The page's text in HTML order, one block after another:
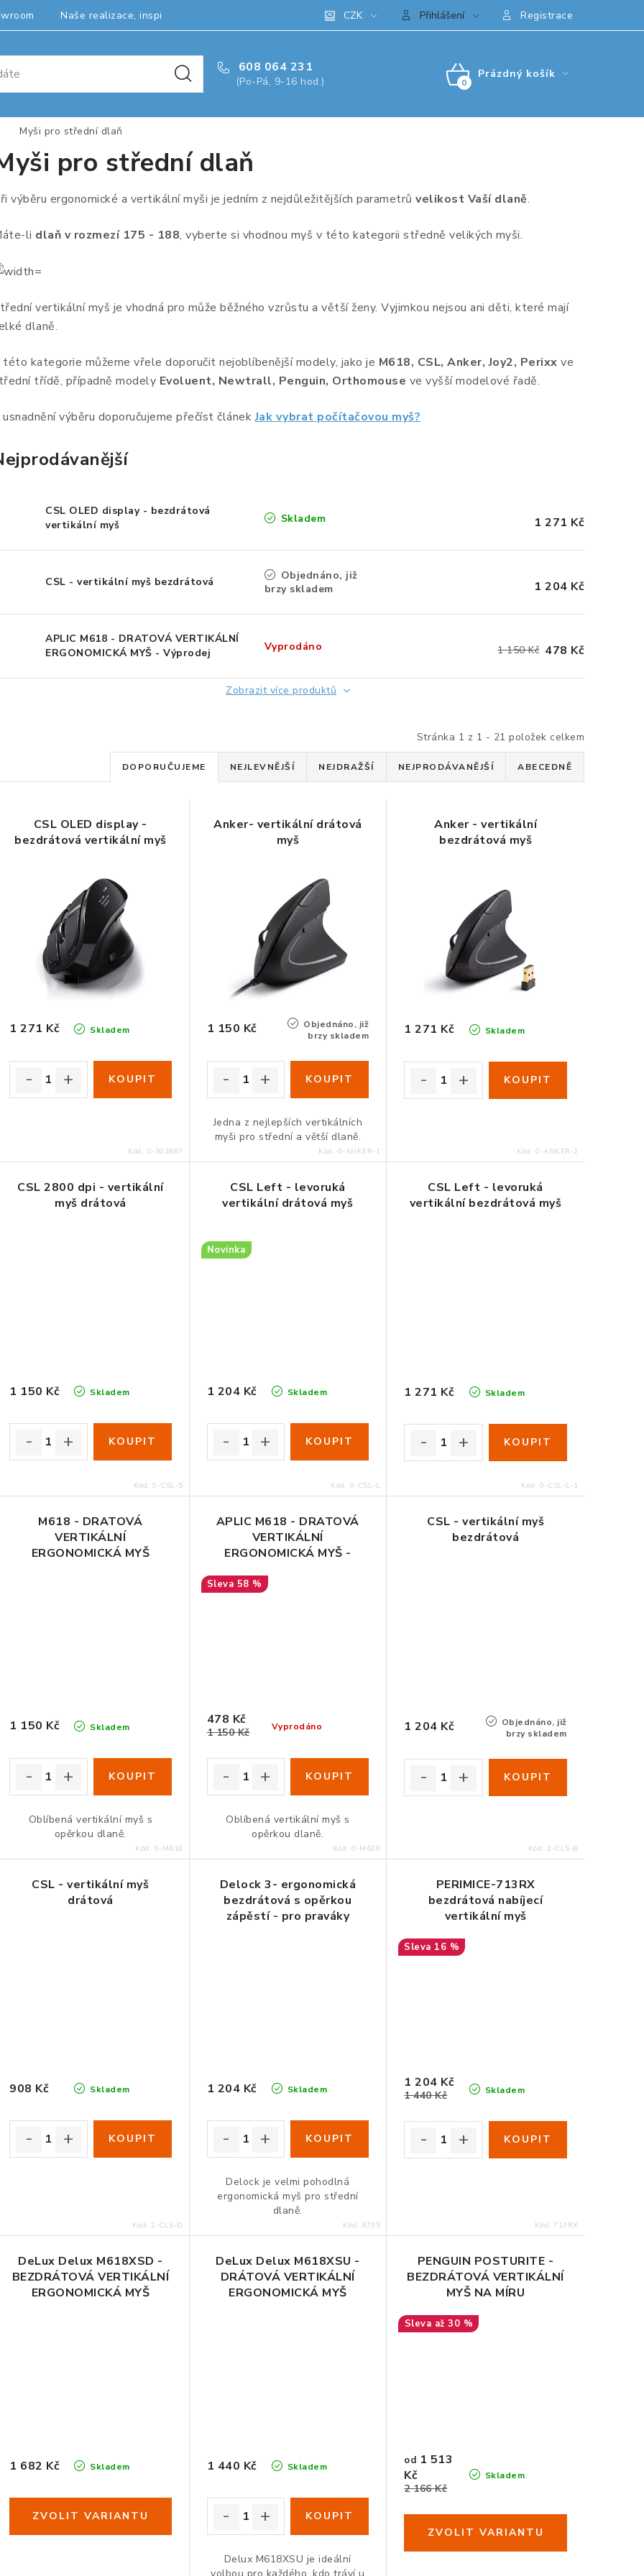
Naše realizace, inspirace a návody CZK Přihlášení Registrace
608 064 231
(Po-Pá, 9-16 hod.)
NÁKUPNÍ
Prázdný košík
Myši pro střední dlaň
pro střední dlaň
výběru ergonomické a vertikální myši je jedním z nejdůležitějších parametrů velikost Vaší dlaně.
li dlaň v rozmezí 175 - 188, vyberte si vhodnou myš v této kategorii středně velikých myši.
vertikální myš je vhodná pro může běžného vzrůstu a větší ženy. Vyjimkou nejsou ani děti, které mají
dlaně.
této kategorie můžeme vřele doporučit nejoblíbenější modely, jako je M618, CSL, Anker, Joy2, Perixx ve
třídě, případně modely Evoluent, Newtrall, Penguin, Orthomouse ve vyšší modelové řadě.
usnadnění výběru doporučujeme přečíst článek Jak vybrat počítačovou myš?
CSL OLED display - bezdrátová
vertikální myš
Skladem 1 271 Kč
CSL - vertikální myš bezdrátová
Objednáno, již
brzy skladem
1 204 Kč
APLIC M618 - DRATOVÁ VERTIKÁLNÍ
ERGONOMICKÁ MYŠ - Výprodej
Vyprodáno 1 150 Kč 478 Kč
Zobrazit více produktů
Stránka 1 z 1 - 21 položek celkem
Ř
a
z
e
n
í
p
r
o
u
k
t
DOPORUČUJEME NEJLEVNĚJŠÍ NEJDRAŽŠÍ NEJPRODÁVANĚJŠÍ ABECEDNĚ
CSL OLED display -
bezdrátová vertikální myš
Skladem
1 271 Kč
Kód: 0-303887
Anker- vertikální drátová
myš
Objednáno, již
brzy skladem
1 150 Kč
Jedna z nejlepších vertikálních
myši pro střední a větší dlaně.
Kód: 0-ANKER-1
Anker - vertikální
bezdrátová myš
Skladem
1 271 Kč
Kód:0-ANKER-2
CSL 2800 dpi - vertikální
myš drátová
Skladem
1 150 Kč
Kód:0-CSL-5
CSL Left - levoruká
vertikální drátová myš
Novinka
Skladem
1 204 Kč
Kód: 0-CSL-L
CSL Left - levoruká
vertikální bezdrátová myš
Skladem
1 271 Kč
Kód:0-CSL-L-1
M618 - DRATOVÁ
VERTIKÁLNÍ
ERGONOMICKÁ MYŠ
Skladem
1 150 Kč
Oblíbená vertikální myš s
opěrkou dlaně.
Kód: 0-M618
APLIC M618 - DRATOVÁ
VERTIKÁLNÍ
ERGONOMICKÁ MYŠ -
58 %
Vyprodáno
478 Kč
1 150 Kč
Oblíbená vertikální myš s
opěrkou dlaně.
Kód:0-M620
CSL - vertikální myš
bezdrátová
Objednáno, již
brzy skladem
1 204 Kč
Kód: 2-CLS-B
CSL - vertikální myš
drátová
Skladem
908 Kč
Kód: 2-CLS-D
Delock 3- ergonomická
bezdrátová s opěrkou
zápěstí - pro praváky
Skladem
1 204 Kč
Delock je velmi pohodlná
ergonomická myš pro střední
dlaně.
Kód: 6735
PERIMICE-713RX
bezdrátová nabíjecí
vertikální myš
16 %
Skladem
1 204 Kč
1 440 Kč
Kód:713RX
DeLux Delux M618XSD -
BEZDRÁTOVÁ VERTIKÁLNÍ
ERGONOMICKÁ MYŠ
Skladem
1 682 Kč
DeLux Delux M618XSU -
DRÁTOVÁ VERTIKÁLNÍ
ERGONOMICKÁ MYŠ
Skladem
1 440 Kč
Delux M618XSU je ideální
PENGUIN POSTURITE -
BEZDRÁTOVÁ VERTIKÁLNÍ
MYŠ NA MÍRU
až 30 %
Skladem
od 1 513
Kč
2 166 Kč